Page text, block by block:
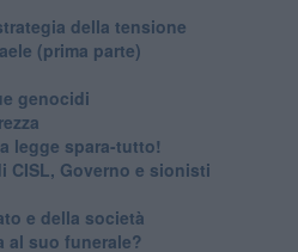
della tensione
(prima parte)
genocidi
legge spara-tutto!
CISL, Governo e sionisti
e della società
al suo funerale?